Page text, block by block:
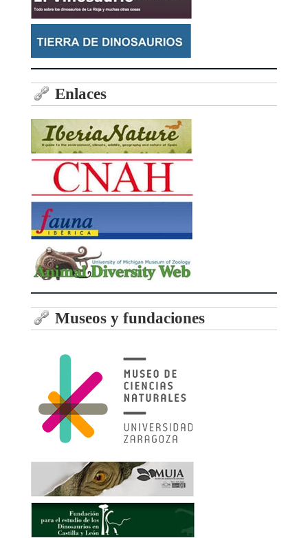
Enlaces
Museos y fundaciones